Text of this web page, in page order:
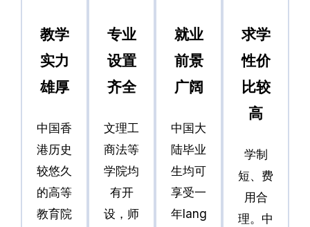
教学
实力
雄厚
中国香
港历史
较悠久
的高等
教育院
专业
设置
齐全
文理工
商法等
学院均
有开
设，师
就业
前景
广阔
中国大
陆毕业
生均可
享受一
年Iang
求学
性价
比较
高
学制
短、费
用合
理。中